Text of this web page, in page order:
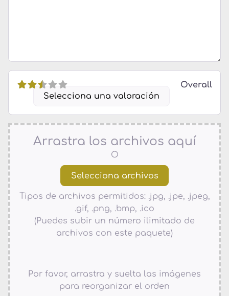
Selecciona una valoración
Overall
Arrastra los archivos aquí
O
Tipos de archivos permitidos: .jpg, .jpe, .jpeg,
.gif, .png, .bmp, .ico
(Puedes subir un número ilimitado de
archivos con este paquete)
Por favor, arrastra y suelta las imágenes
para reorganizar el orden